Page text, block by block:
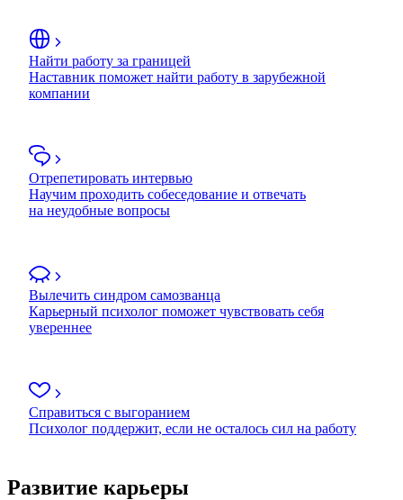
Найти работу за границей
Наставник поможет найти работу в зарубежной
компании
Отрепетировать интервью
Научим проходить собеседование и отвечать
на неудобные вопросы
Вылечить синдром самозванца
Карьерный психолог поможет чувствовать себя
увереннее
Справиться с выгоранием
Психолог поддержит, если не осталось сил на работу
Развитие карьеры